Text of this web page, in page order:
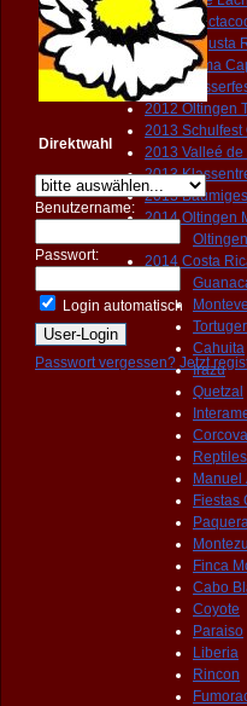
2009
2010 Augusta
2012 Roma
2012
2012 Oltingen
2013 Schulfest
2013 Valleé de
2013
2013
2014 Oltingen
2014 Costa
Cahuita
Irazu
Quetzal
Reptiles
Manuel
Fiestas
Finca
Cabo
Coyote
Paraiso
Liberia
Rincon
Direktwahl
Benutzername:
Passwort:
Login automatisch
Passwort vergessen? Jetzt